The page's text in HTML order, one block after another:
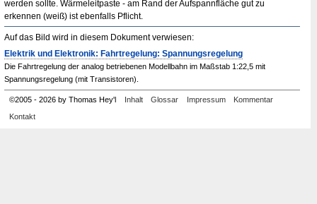
werden sollte. Wärmeleitpaste - am Rand der Aufspannfläche gut zu
erkennen (weiß) ist ebenfalls Pflicht.
Auf das Bild wird in diesem Dokument verwiesen:
Elektrik und Elektronik: Fahrtregelung: Spannungsregelung
Die Fahrtregelung der analog betriebenen Modellbahn im Maßstab 1:22,5 mit
Spannungsregelung (mit Transistoren).
©2005- 2026 by Thomas Hey'l Inhalt Glossar Impressum
Kommentar
Kontakt